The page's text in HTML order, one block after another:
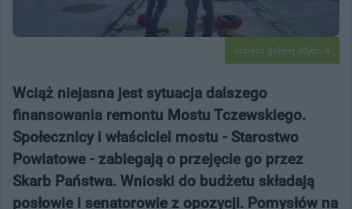
zobacz galerię zdjęć: 4
Wciąż niejasna jest sytuacja dalszego
finansowania remontu Mostu Tczewskiego.
Społecznicy i właściciel mostu - Starostwo
Powiatowe - zabiegają o przejęcie go przez
Skarb Państwa. Wnioski do budżetu składają
posłowie i senatorowie z opozycji. Pomysłów na